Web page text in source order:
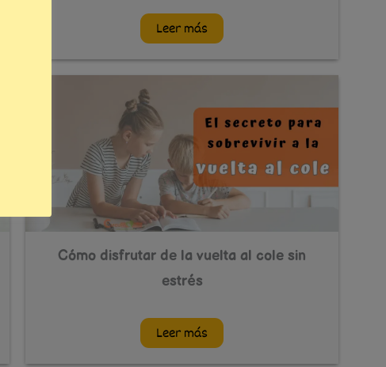
Leer más
Cómo disfrutar de la vuelta al cole sin
estrés
Leer más